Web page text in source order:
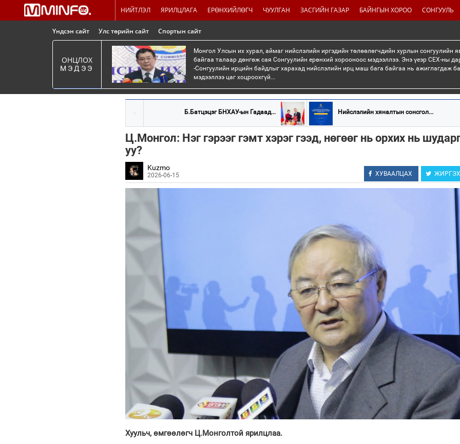
НИЙТЛЭЛ ЯРИЛЦЛАГА ЕРӨНХИЙЛӨГЧ ЧУУЛГАН ЗАСГИЙН ГАЗАР БАЙНГЫН ХОРОО СОНГУУЛЬ
Үндсэн сайт Улс төрийн сайт Спортын сайт
ОНЦЛОХ
МЭДЭЭ
Монгол Улсын их хурал, аймаг нийслэлийн иргэдийн төлөөлөгчдийн хурлын сонгуулийн
байгаа талаар дөнгөж сая Сонгуулийн ерөнхий хорооноос мэдээллээ. Энэ үеэр СЕХ-ны
-Сонгуулийн ирцийн байдлыг харахад нийслэлийн ирц маш бага байгаа нь ажиглагдаж
мэдээллээ цаг хоцроохгүй...
Б.Батцэцэг БНХАУ-ын Гадаад... Нийслэлийн хяналтын сонсгол...
Ц.Монгол: Нэг гэрээг гэмт хэрэг гээд, нөгөөг нь орхих нь
уу?
Kuzmo
2026-06-15 ХУВААЛЦАХ ЖИРГЭХ
Хуульч, өмгөөлөгч Ц.Монголтой ярилцлаа.